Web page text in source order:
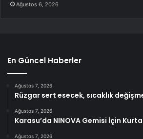
Ağustos 6, 2026
En Güncel Haberler
Ağustos 7, 2026
Rüzgar sert esecek, sıcaklık
Ağustos 7, 2026
Karasu’da NINOVA Gemisi İçin
Ağustos 7, 2026